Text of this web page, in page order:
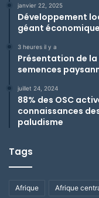
janvier 22, 2025
Développement
géant
3 heures il y a
Présentation de
semences
juillet 24, 2024
88% des OSC
connaissances
paludisme
Tags
Afrique Afrique